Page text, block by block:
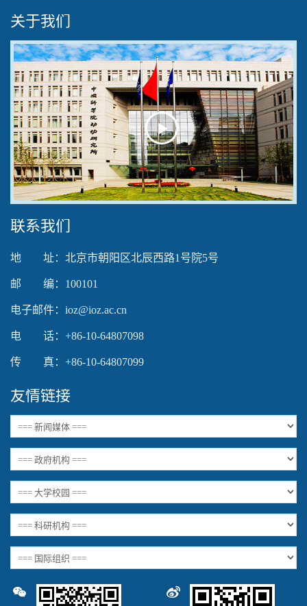
关于我们
Play
Video
联系我们
地 址：北京市朝阳区北辰西路1号院5号
邮 编：100101
电子邮件：ioz@ioz.ac.cn
电 话：+86-10-64807098
传 真：+86-10-64807099
友情链接